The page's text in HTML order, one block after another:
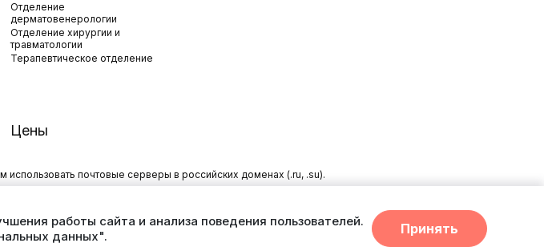
Отделение
дерматовенерологии
Отделение хирургии и
травматологии
Терапевтическое отделение
Цены
почтовые серверы в российских доменах (.ru, .su).
работы сайта и анализа поведения пользователей.
данных". Принять